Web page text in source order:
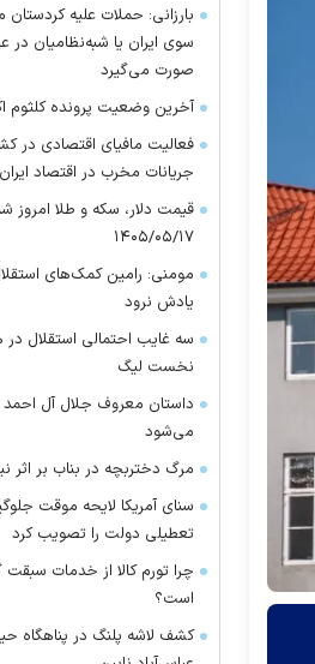
بارزانی: حملات علیه کردستان
سوی ایران یا شبه‌نظامیان در
صورت می‌گیرد
آخرین وضعیت پرونده کلثوم
فعالیت مافیای اقتصادی در
جریانات مخرب در اقتصاد ایران
قیمت دلار، سکه و طلا امروز
۱۴۰۵/۰۵/۱۷
مومنی: رامین کمک‌های
یادش نرود
سه غایب احتمالی استقلال در
نخست لیگ
داستان معروف جلال آل احمد
می‌شود
مرگ دختربچه در بناب بر اثر
سنای آمریکا لایحه موقت
تعطیلی دولت را تصویب کرد
چرا تورم کالا از خدمات سبقت
است؟
کشف لاشه پلنگ در پناهگاه